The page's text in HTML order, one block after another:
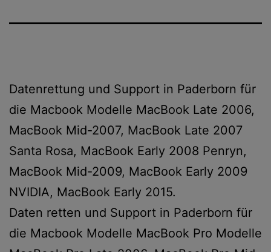
Datenrettung und Support in Paderborn für
die Macbook Modelle MacBook Late 2006,
MacBook Mid-2007, MacBook Late 2007
Santa Rosa, MacBook Early 2008 Penryn,
MacBook Mid-2009, MacBook Early 2009
NVIDIA, MacBook Early 2015.
Daten retten und Support in Paderborn für
die Macbook Modelle MacBook Pro Modelle